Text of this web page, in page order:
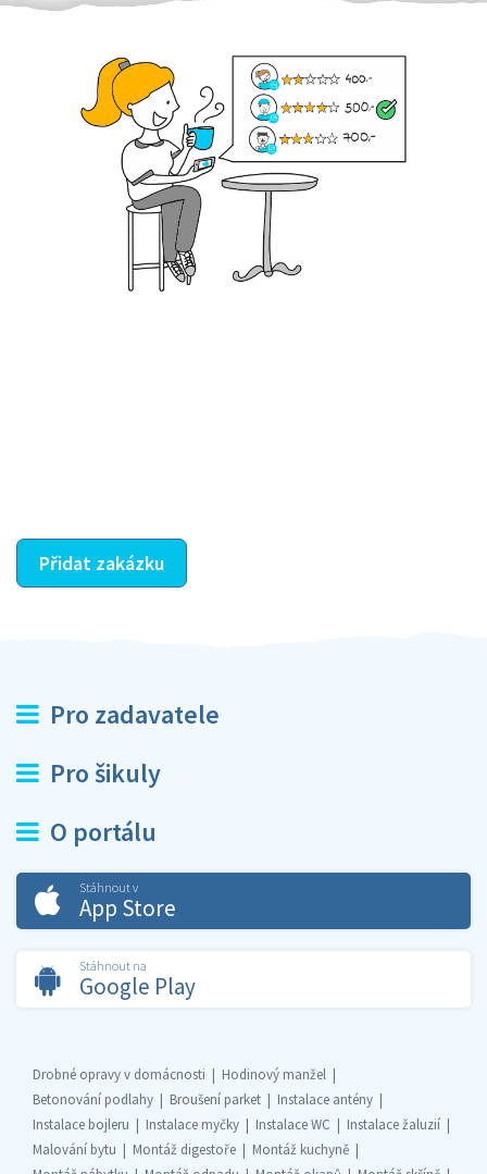
Přidat zakázku
Pro zadavatele
Pro šikuly
O portálu
Stáhnout v
App Store
Stáhnout na
Google Play
Drobné opravy v domácnosti
Hodinový manžel
Betonování podlahy
Broušení parket
Instalace antény
Instalace bojleru
Instalace myčky Instalace WC
Instalace žaluzií
Malování bytu
Montáž digestoře
Montáž kuchyně